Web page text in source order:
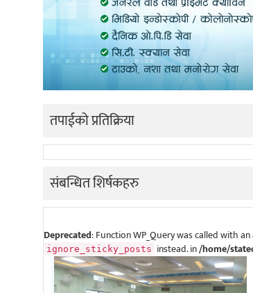
तपाईको प्रतिक्रिया
संबन्धित शिर्षकहरु
Deprecated: Function WP_Query was called with
ignore_sticky_posts instead. in/home/